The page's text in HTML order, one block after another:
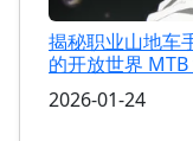
揭秘职业山地车
的开放世界
2026-01-24